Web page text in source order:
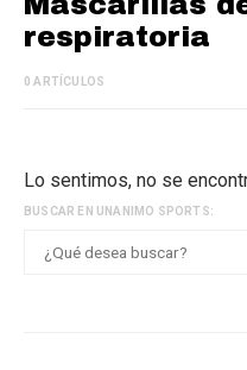
respiratoria
0 ARTÍCULOS
Lo sentimos, no se
BUSCAR EN UNANIMO SPORTS: